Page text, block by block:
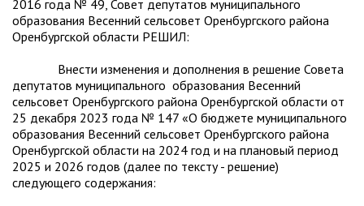
2016 года № 49, Совет депутатов муниципального
образования Весенний сельсовет Оренбургского района
Оренбургской области РЕШИЛ:
Внести изменения и дополнения в решение Совета
депутатов муниципального образования Весенний
сельсовет Оренбургского района Оренбургской области от
25 декабря 2023 года № 147 «О бюджете муниципального
образования Весенний сельсовет Оренбургского района
Оренбургской области на 2024 год и на плановый период
2025 и 2026 годов (далее по тексту - решение)
следующего содержания: